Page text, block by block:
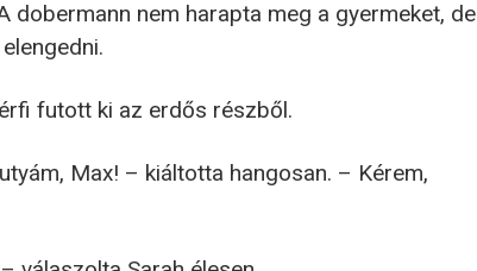
dobermann nem harapta meg a gyermeket, de
futott ki az erdős részből.
Max! – kiáltotta hangosan. – Kérem,